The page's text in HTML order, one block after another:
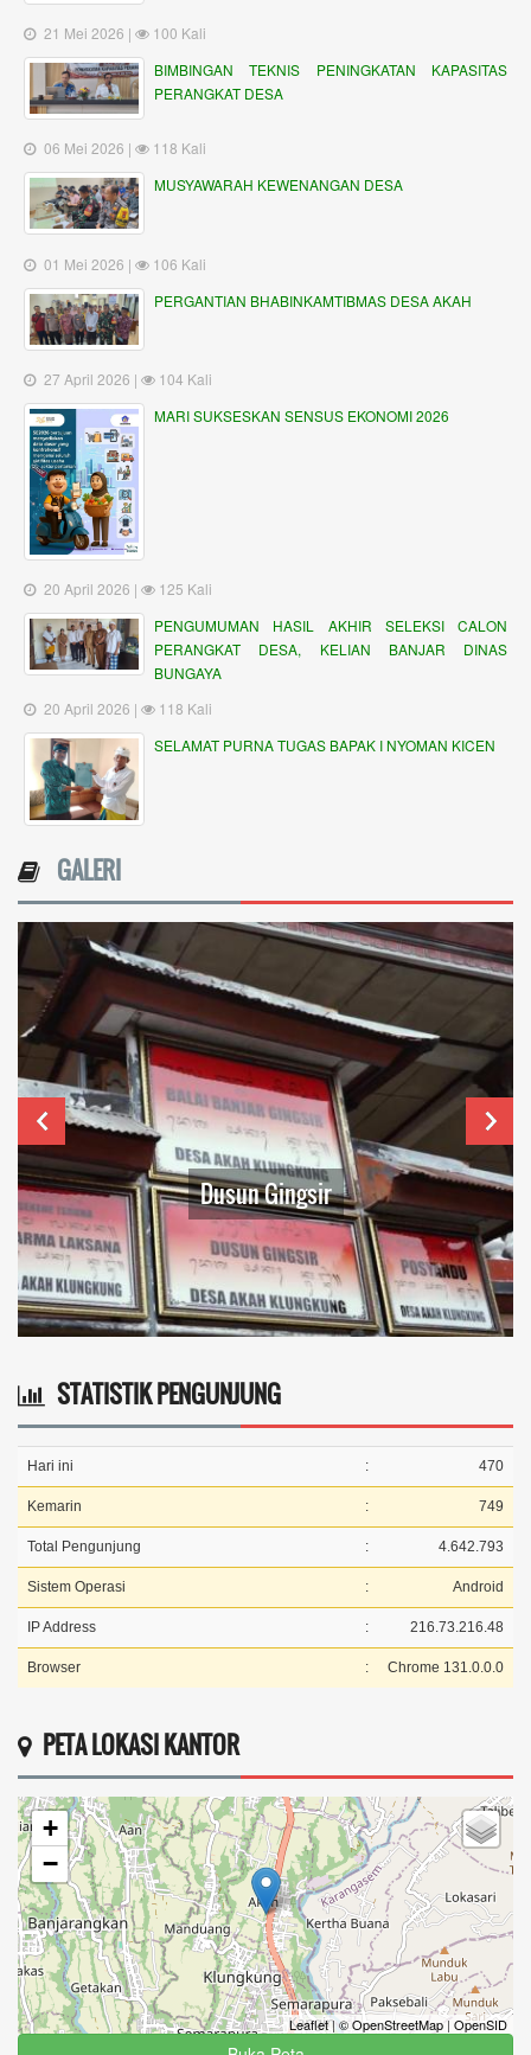
21 Mei 2026 |
100 Kali
BIMBINGAN TEKNIS PENINGKATAN KAPASITAS
PERANGKAT DESA
06 Mei 2026 |
118 Kali
MUSYAWARAH KEWENANGAN DESA
01 Mei 2026 |
106 Kali
PERGANTIAN BHABINKAMTIBMAS DESA AKAH
27 April 2026 |
104 Kali
MARI SUKSESKAN SENSUS EKONOMI 2026
20 April 2026 |
125 Kali
PENGUMUMAN HASIL AKHIR SELEKSI CALON
PERANGKAT DESA, KELIAN BANJAR DINAS
BUNGAYA
20 April 2026 |
118 Kali
SELAMAT PURNA TUGAS BAPAK I NYOMAN KICEN
GALERI
Dusun Gingsir
STATISTIK PENGUNJUNG
Hari ini : 470
Kemarin : 749
Total Pengunjung : 4.642.793
Sistem Operasi : Android
IP Address : 216.73.216.48
Browser : Chrome 131.0.0.0
PETA LOKASI KANTOR
+
−
Leaflet|© OpenStreetMap|OpenSID